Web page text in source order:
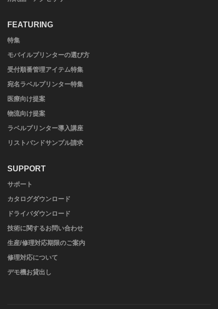
FEATURING
特集
モバイルプリンターの選び方
受付順番管理アイテム特集
宛名ラベルプリンター特集
医療向け提案
物流向け提案
ラベルプリンター導入講座
リストバンドサンプル請求
SUPPORT
サポート
カタログダウンロード
ドライバダウンロード
技術に関するお問い合わせ
生産/修理対応期限のご案内
修理対応について
デモ機お貸出し